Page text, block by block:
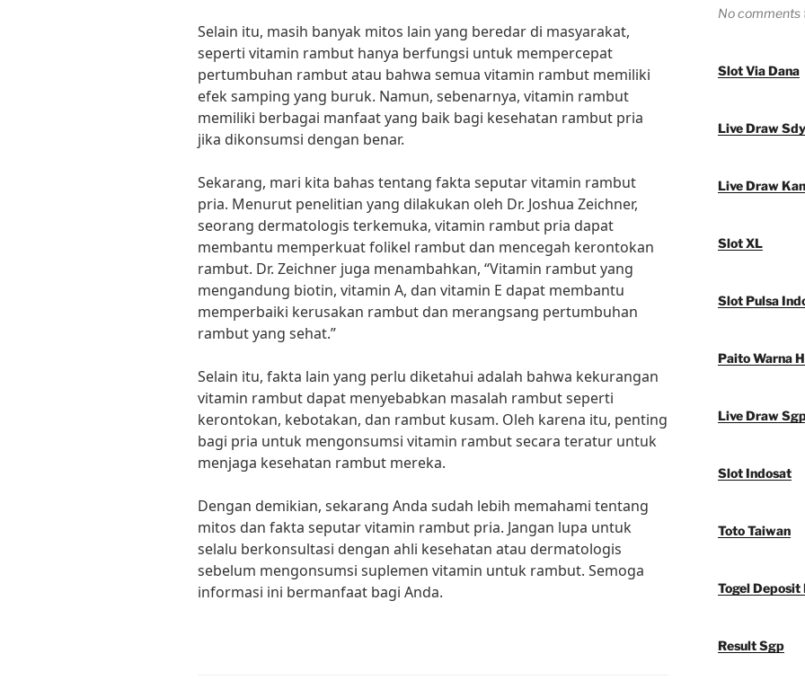
Selain itu, masih banyak mitos lain yang beredar di masyarakat,
seperti vitamin rambut hanya berfungsi untuk mempercepat
pertumbuhan rambut atau bahwa semua vitamin rambut memiliki
efek samping yang buruk. Namun, sebenarnya, vitamin rambut
memiliki berbagai manfaat yang baik bagi kesehatan rambut pria
jika dikonsumsi dengan benar.
Sekarang, mari kita bahas tentang fakta seputar vitamin rambut
pria. Menurut penelitian yang dilakukan oleh Dr. Joshua Zeichner,
seorang dermatologis terkemuka, vitamin rambut pria dapat
membantu memperkuat folikel rambut dan mencegah kerontokan
rambut. Dr. Zeichner juga menambahkan, “Vitamin rambut yang
mengandung biotin, vitamin A, dan vitamin E dapat membantu
memperbaiki kerusakan rambut dan merangsang pertumbuhan
rambut yang sehat.”
Selain itu, fakta lain yang perlu diketahui adalah bahwa kekurangan
vitamin rambut dapat menyebabkan masalah rambut seperti
kerontokan, kebotakan, dan rambut kusam. Oleh karena itu, penting
bagi pria untuk mengonsumsi vitamin rambut secara teratur untuk
menjaga kesehatan rambut mereka.
Dengan demikian, sekarang Anda sudah lebih memahami tentang
mitos dan fakta seputar vitamin rambut pria. Jangan lupa untuk
selalu berkonsultasi dengan ahli kesehatan atau dermatologis
sebelum mengonsumsi suplemen vitamin untuk rambut. Semoga
informasi ini bermanfaat bagi Anda.
No comments
Slot Via Dana
Live Draw Sdy
Live Draw
Slot XL
Slot Pulsa
Paito Warna
Live Draw
Slot Indosat
Toto Taiwan
Togel Deposit
Result Sgp